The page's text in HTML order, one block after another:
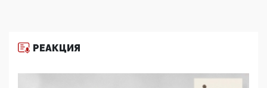
11:53, 09 Июня 2026
деятельность ИИТО ЮНЕСКО в России, но
цифроглобалисты продолжают определять
РЕАКЦИЯ